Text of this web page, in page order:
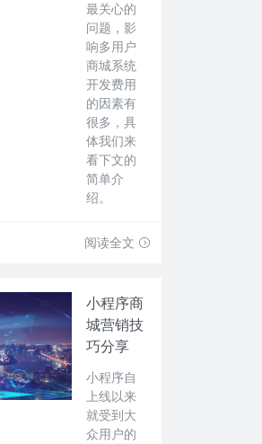
最关心的
问题，影
响多用户
商城系统
开发费用
的因素有
很多，具
体我们来
看下文的
简单介
绍。
阅读全文
小程序商
城营销技
巧分享
小程序自
上线以来
就受到大
众用户的